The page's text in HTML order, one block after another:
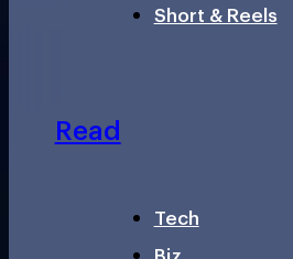
Short & Reels
Read
Tech